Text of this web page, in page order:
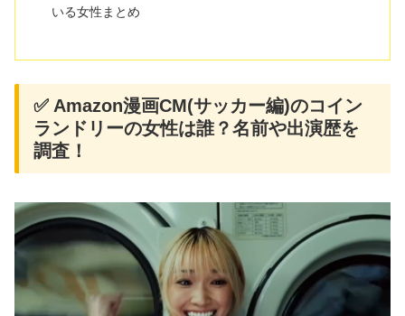
いる女性まとめ
✅ Amazon漫画CM(サッカー編)のコイン
ランドリーの女性は誰？名前や出演歴を
調査！